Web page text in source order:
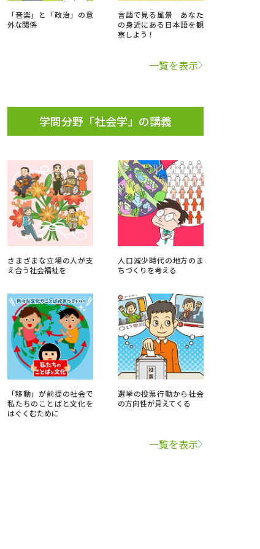
ガイド
説 学問の教科書 夢ナビライブ
このサイトについて
状況の確認 テレメール
お支払いサイト
先 テレメール進学カタログ 訂正のご案内
「音楽」と「政治」の意
外な関係
言語で見る風景 あなた
の身近にある日本語を観
察しよう！
一覧を表示
学問分野「社会学」の講義
さまざまな立場の人が支
え合う社会福祉を
人口減少時代の地方のま
ちづくりを考える
「移動」が前提の社会で
私たちのことばと文化を
はぐくむために
選挙の投票行動から社会
の方向性が見えてくる
一覧を表示